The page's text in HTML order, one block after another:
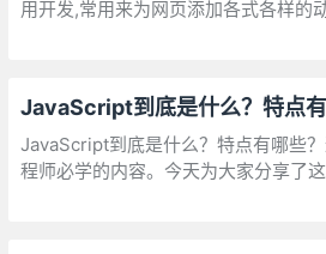
用开发,常用来为网页添加各式各样的
畅美观的浏览效果。通常JavaScript
JavaScript到底是什么？特点有
JavaScript到底是什么？特点有哪些
程师必学的内容。今天为大家分享了
章，我们一起来看看。JavaScript是